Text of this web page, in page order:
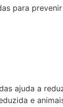
para
ajuda a
e